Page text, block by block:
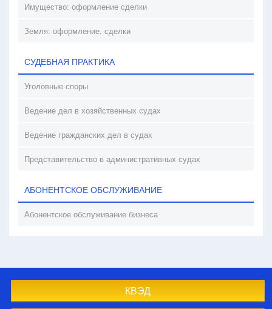
Имущество: оформление сделки
Земля: оформление, сделки
СУДЕБНАЯ ПРАКТИКА
Уголовные споры
Ведение дел в хозяйственных судах
Ведение гражданских дел в судах
Представительство в административных судах
АБОНЕНТСКОЕ ОБСЛУЖИВАНИЕ
Абонентское обслуживание бизнеса
КВЭД